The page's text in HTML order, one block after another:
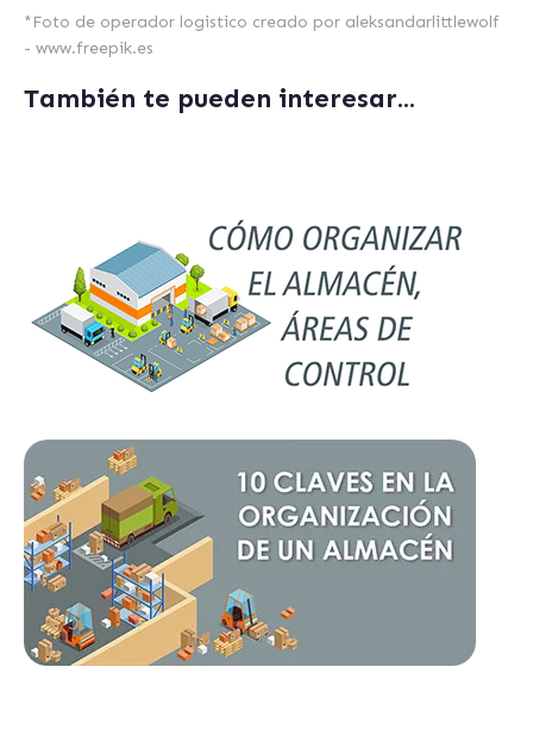
*Foto de operador logistico creado por aleksandarlittlewolf
- www.freepik.es
También te pueden interesar...